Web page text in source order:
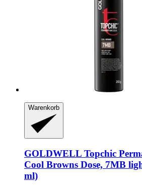
Warenkorb
GOLDWELL Topchic
Cool Browns Dose, 7MB
ml)